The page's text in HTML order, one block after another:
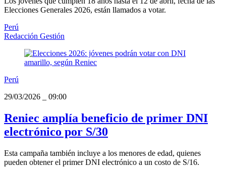
Elecciones Generales 2026, están llamados a votar.
Perú
Redacción Gestión
Perú
29/03/2026
09:00
Reniec amplía beneficio de primer DNI
electrónico por S/30
Esta campaña también incluye a los menores de edad, quienes
pueden obtener el primer DNI electrónico a un costo de S/16.